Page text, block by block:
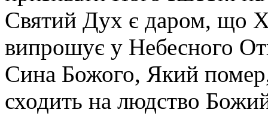
Святий Дух є даром, що
випрошує у Небесного
Сина Божого, Який помер,
сходить на людство